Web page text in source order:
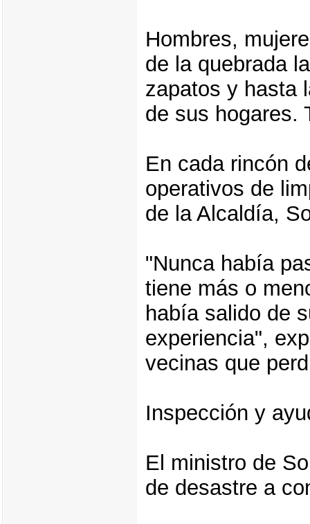
Hombres,
de la quebrada
zapatos y hasta
de sus hogares.
En cada rincón
operativos de
de la Alcaldía,
"Nunca había
tiene más o
había salido de
experiencia",
vecinas que
Inspección y
El ministro de
de desastre a